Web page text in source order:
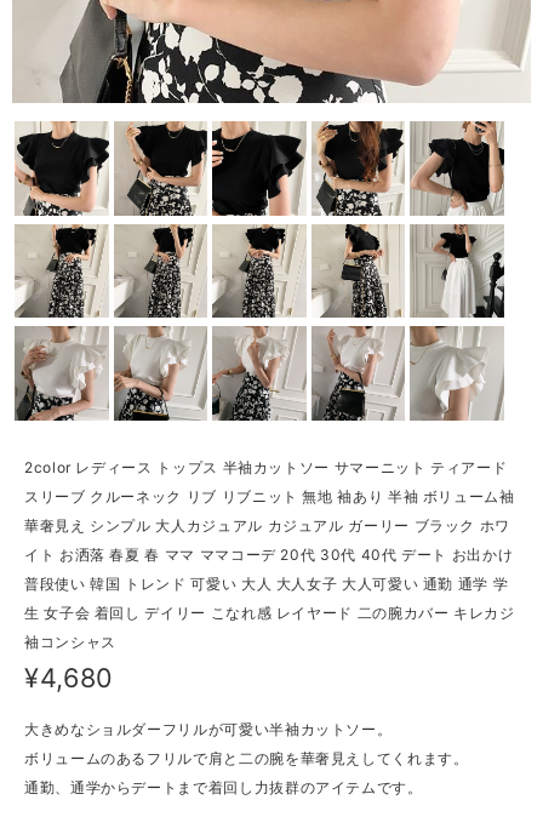
2color レディース トップス 半袖カットソー サマーニット ティアード
スリーブ クルーネック リブ リブニット 無地 袖あり 半袖 ボリューム袖
華奢見え シンプル 大人カジュアル カジュアル ガーリー ブラック ホワ
イト お洒落 春夏 春 ママ ママコーデ 20代 30代 40代 デート お出かけ
普段使い 韓国 トレンド 可愛い 大人 大人女子 大人可愛い 通勤 通学 学
生 女子会 着回し デイリー こなれ感 レイヤード 二の腕カバー キレカジ
袖コンシャス
¥4,680
大きめなショルダーフリルが可愛い半袖カットソー。
ボリュームのあるフリルで肩と二の腕を華奢見えしてくれます。
通勤、通学からデートまで着回し力抜群のアイテムです。